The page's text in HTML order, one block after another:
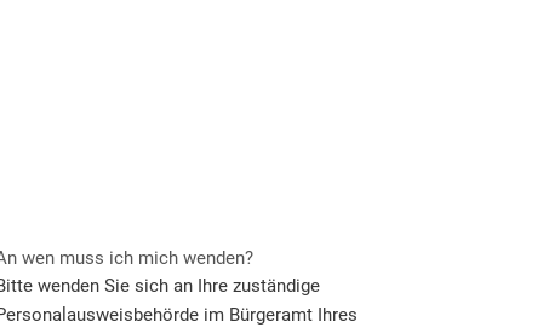
wen muss ich mich wenden?
wenden Sie sich an Ihre zuständige
im Bürgeramt Ihres